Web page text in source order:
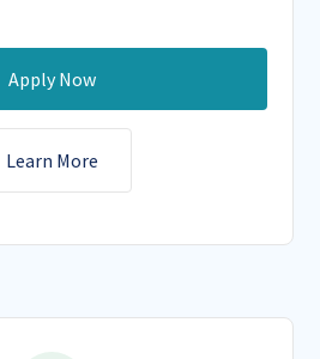
Apply Now
Learn More